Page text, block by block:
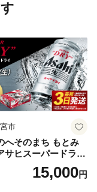
市
へそのまち もとみ
サヒスーパードライ
本 合計8.4L 1ケー
ール度数5% 缶ビー
15,000円